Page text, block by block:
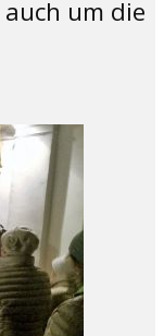
um die